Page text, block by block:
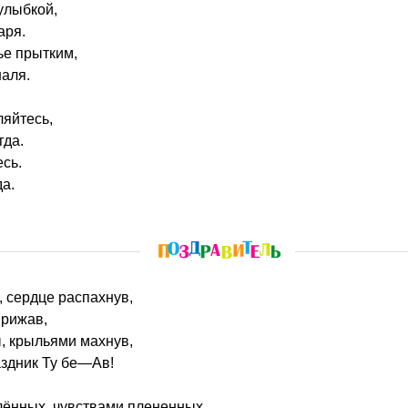
прытким,
сердце распахнув,
махнув,
Ту бе—Ав!